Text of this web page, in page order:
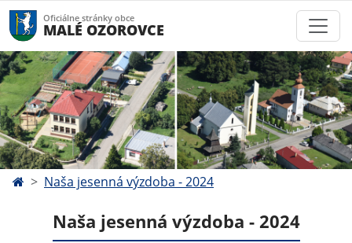
Oficiálne stránky obce
MALÉ OZOROVCE
Naša jesenná výzdoba - 2024
Naša jesenná výzdoba - 2024